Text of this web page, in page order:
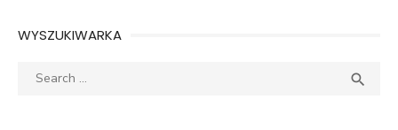
WYSZUKIWARKA
Search
